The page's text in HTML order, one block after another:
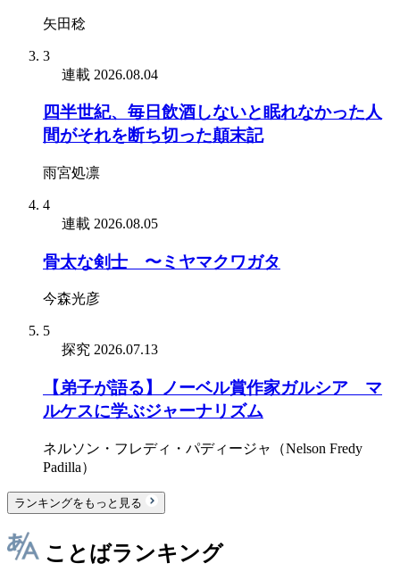
矢田稔
3
連載 2026.08.04
四半世紀、毎日飲酒しないと眠れなかった人
間がそれを断ち切った顛末記
雨宮処凛
4
連載 2026.08.05
骨太な剣士 〜ミヤマクワガタ
今森光彦
5
探究 2026.07.13
【弟子が語る】ノーベル賞作家ガルシア゠マ
ルケスに学ぶジャーナリズム
ネルソン・フレディ・パディージャ（Nelson Fredy
Padilla）
ランキングをもっと見る
ことばランキング